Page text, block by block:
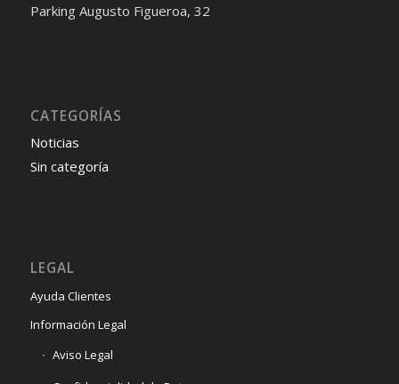
Parking Augusto Figueroa, 32
CATEGORÍAS
Noticias
Sin categoría
LEGAL
Ayuda Clientes
Información Legal
Aviso Legal